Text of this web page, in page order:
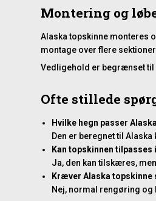
Montering og
Alaska topskinne monteres
montage over flere
Vedligehold er begrænset
Ofte stillede
Hvilke hegn passer
Den er beregnet til
Kan topskinnen
Ja, den kan tilskæres,
Kræver Alaska
Nej, normal rengøring